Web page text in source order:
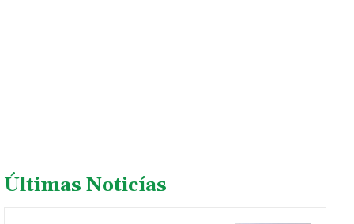
Últimas Noticías